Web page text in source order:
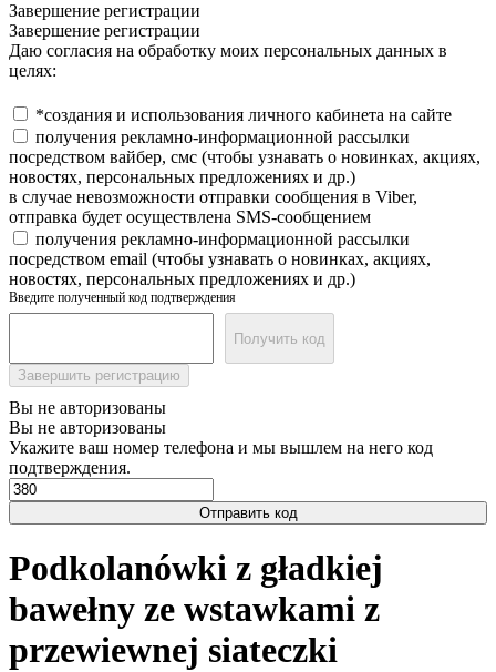
Завершение регистрации
Завершение регистрации
Даю согласия на обработку моих персональных данных в
целях:
*создания и использования личного кабинета на сайте
получения рекламно-информационной рассылки
посредством вайбер, смс (чтобы узнавать о новинках, акциях,
новостях, персональных предложениях и др.)
в случае невозможности отправки сообщения в Viber,
отправка будет осуществлена SMS-сообщением
получения рекламно-информационной рассылки
посредством email (чтобы узнавать о новинках, акциях,
новостях, персональных предложениях и др.)
Введите полученный код подтверждения
Получить код
Завершить регистрацию
Вы не авторизованы
Вы не авторизованы
Укажите ваш номер телефона и мы вышлем на него код
подтверждения.
Отправить код
Podkolanówki z gładkiej
bawełny ze wstawkami z
przewiewnej siateczki